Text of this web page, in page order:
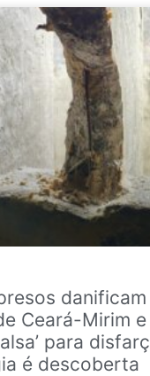
Ceará-Mirim e
para
é descoberta